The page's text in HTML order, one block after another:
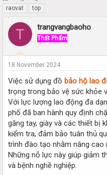
h
r
e
d
a
r
t
e
r
r
raovat
top
T trangvangbaoho
Thất Phẩm
18 November 2024
Việc sử dụng đồ bảo hộ lao
trọng trong bảo vệ sức khỏe
Với lực lượng lao động đa
phố đã ban hành quy định
găng tay, giày và các thiết bị
kiểm tra, đảm bảo tuân thủ
trình đào tạo nhằm nâng cao
Những nỗ lực này giúp giảm
và bệnh nghề nghiệp.